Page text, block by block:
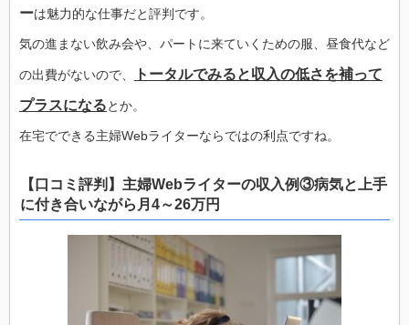
ーは魅力的な仕事だと評判です。
気の進まない飲み会や、パートに来ていくための服、昼食代など
の出費がないので、
トータルでみると収入の低さを補って
プラスになるとか。
在宅でできる主婦Webライターならではの利点ですね。
【口コミ評判】主婦Webライターの収入例③病気と上手
に付き合いながら月4～26万円